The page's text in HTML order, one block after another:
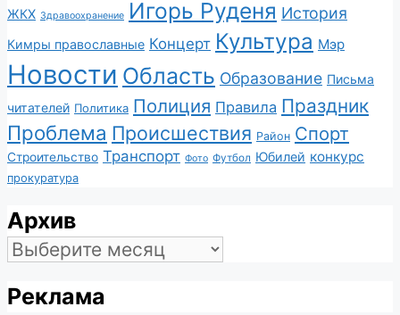
ЖКХ Здравоохранение Игорь Руденя История
Кимры православные Концерт Культура Мэр
Новости Область Образование Письма
читателей Политика Полиция Правила Праздник
Проблема Происшествия Район Спорт
Строительство Транспорт Фото Футбол Юбилей конкурс
прокуратура
Архив
Архив
Реклама